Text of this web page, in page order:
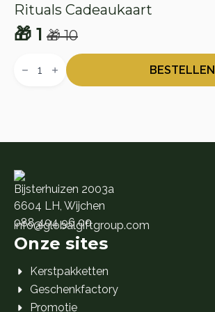
Rituals Cadeaukaart
🎁10
Oorspronkelijke
prijs
🎁 1
Huidige
prijs
Cadeaukaart
BESTELLEN
Bijsterhuizen 2003a
6604 LH, Wijchen
088 404 96 00
info@globalgiftgroup.com
Onze sites
Kerstpakketten
Geschenkfactory
Promotie